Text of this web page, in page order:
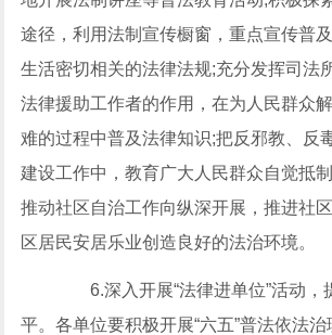
途径，利用法制宣传橱窗，重点宣传普
生活密切相关的法律法规;充分发挥司法
法律援助工作者的作用，在为人民群众
难的过程中普及法律知识;把反邪教、反
建设工作中，教育广大人民群众自觉抵
推动社区自治工作向纵深开展，推进社
区居民安居乐业创造良好的法治环境。
6.深入开展“法律进单位”活动，
平。各单位要积极开展“六五”普法依法